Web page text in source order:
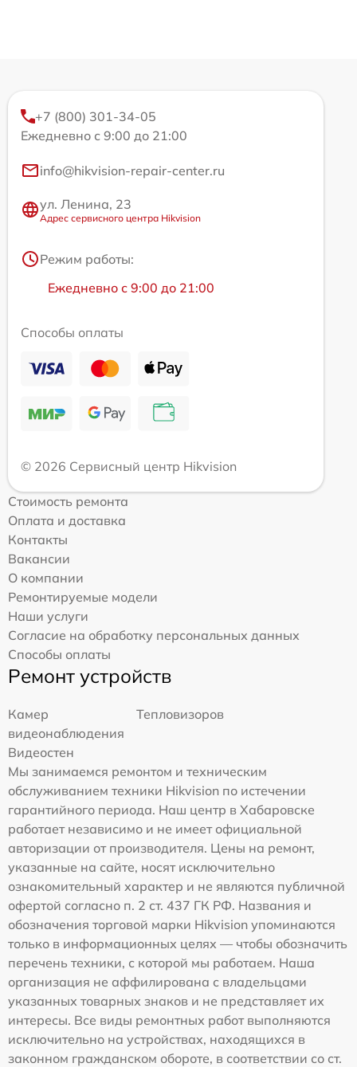
+7 (800) 301-34-05
Ежедневно с 9:00 до 21:00
info@hikvision-repair-center.ru
ул. Ленина, 23
Адрес сервисного центра Hikvision
Режим работы:
Ежедневно с 9:00 до 21:00
Способы оплаты
© 2026 Сервисный центр Hikvision
Стоимость ремонта
Оплата и доставка
Контакты
Вакансии
О компании
Ремонтируемые модели
Наши услуги
Согласие на обработку персональных данных
Способы оплаты
Ремонт устройств
Камер
видеонаблюдения
Тепловизоров
Видеостен
Мы занимаемся ремонтом и техническим
обслуживанием техники Hikvision по истечении
гарантийного периода. Наш центр в Хабаровске
работает независимо и не имеет официальной
авторизации от производителя. Цены на ремонт,
указанные на сайте, носят исключительно
ознакомительный характер и не являются публичной
офертой согласно п. 2 ст. 437 ГК РФ. Названия и
обозначения торговой марки Hikvision упоминаются
только в информационных целях — чтобы обозначить
перечень техники, с которой мы работаем. Наша
организация не аффилирована с владельцами
указанных товарных знаков и не представляет их
интересы. Все виды ремонтных работ выполняются
исключительно на устройствах, находящихся в
законном гражданском обороте, в соответствии со ст.